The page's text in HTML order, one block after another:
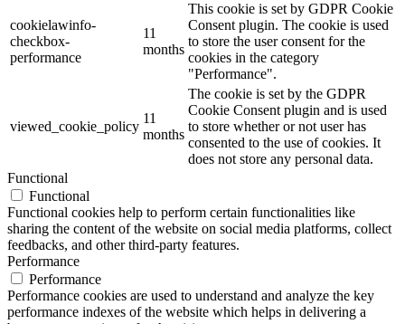
cookielawinfo-
checkbox-
performance
11
months
This cookie is set by GDPR Cookie
Consent plugin. The cookie is used
to store the user consent for the
cookies in the category
"Performance".
viewed_cookie_policy
11
months
The cookie is set by the GDPR
Cookie Consent plugin and is used
to store whether or not user has
consented to the use of cookies. It
does not store any personal data.
Functional
Functional
Functional cookies help to perform certain functionalities like
sharing the content of the website on social media platforms, collect
feedbacks, and other third-party features.
Performance
Performance
Performance cookies are used to understand and analyze the key
performance indexes of the website which helps in delivering a